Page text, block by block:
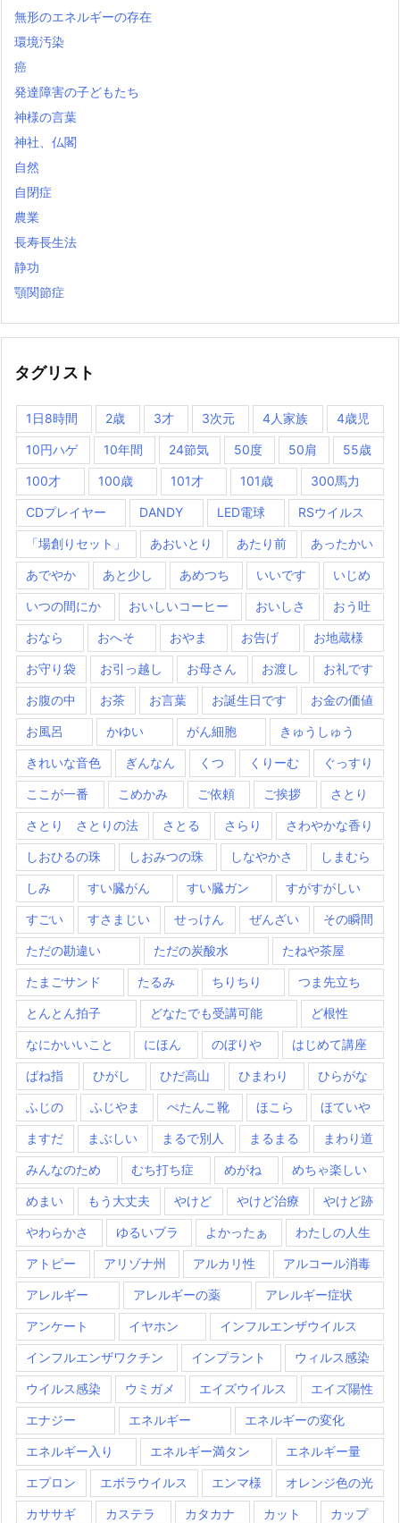
無形のエネルギーの存在
環境汚染
癌
発達障害の子どもたち
神様の言葉
神社、仏閣
自然
自閉症
農業
長寿長生法
静功
顎関節症
タグリスト
1日8時間 2歳 3才 3次元 4人家族 4歳児
10円ハゲ 10年間 24節気 50度 50肩 55歳
100才 100歳 101才 101歳 300馬力
CDプレイヤー DANDY LED電球 RSウイルス
「場創りセット」 あおいとり あたり前 あったかい
あでやか あと少し あめつち いいです いじめ
いつの間にか おいしいコーヒー おいしさ おう吐
おなら おへそ おやま お告げ お地蔵様
お守り袋 お引っ越し お母さん お渡し お礼です
お腹の中 お茶 お言葉 お誕生日です お金の価値
お風呂 かゆい がん細胞 きゅうしゅう
きれいな音色 ぎんなん くつ くりーむ ぐっすり
ここが一番 こめかみ ご依頼 ご挨拶 さとり
さとり さとりの法 さとる さらり さわやかな香り
しおひるの珠 しおみつの珠 しなやかさ しまむら
しみ すい臓がん すい臓ガン すがすがしい
すごい すさまじい せっけん ぜんざい その瞬間
ただの勘違い ただの炭酸水 たねや茶屋
たまごサンド たるみ ちりちり つま先立ち
とんとん拍子 どなたでも受講可能 ど根性
なにかいいこと にほん のぼりや はじめて講座
ばね指 ひがし ひだ高山 ひまわり ひらがな
ふじの ふじやま ぺたんこ靴 ほこら ほていや
ますだ まぶしい まるで別人 まるまる まわり道
みんなのため むち打ち症 めがね めちゃ楽しい
めまい もう大丈夫 やけど やけど治療 やけど跡
やわらかさ ゆるいブラ よかったぁ わたしの人生
アトピー アリゾナ州 アルカリ性 アルコール消毒
アレルギー アレルギーの薬 アレルギー症状
アンケート イヤホン インフルエンザウイルス
インフルエンザワクチン インプラント ウィルス感染
ウイルス感染 ウミガメ エイズウイルス エイズ陽性
エナジー エネルギー エネルギーの変化
エネルギー入り エネルギー満タン エネルギー量
エプロン エボラウイルス エンマ様 オレンジ色の光
カササギ カステラ カタカナ カット カップ